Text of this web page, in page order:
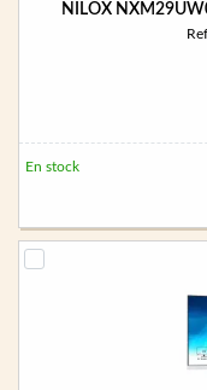
NILOX
En stock